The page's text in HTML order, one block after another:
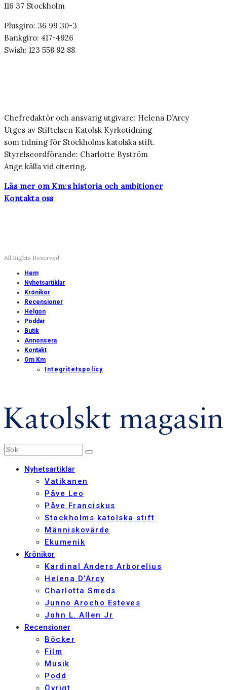
116 37 Stockholm
Plusgiro: 36 99 30-3
Bankgiro: 417-4926
Swish: 123 558 92 88
Chefredaktör och ansvarig utgivare: Helena D’Arcy
Utges av Stiftelsen Katolsk Kyrkotidning
som tidning för Stockholms katolska stift.
Styrelseordförande: Charlotte Byström
Ange källa vid citering.
Läs mer om Km:s historia och ambitioner
Kontakta oss
All Rights Reserved
Hem
Nyhetsartiklar
Krönikor
Recensioner
Helgon
Poddar
Butik
Annonsera
Kontakt
Om Km
Integritetspolicy
Nyhetsartiklar
Vatikanen
Påve Leo
Påve Franciskus
Stockholms katolska stift
Människovärde
Ekumenik
Krönikor
Kardinal Anders Arborelius
Helena D’Arcy
Charlotta Smeds
Junno Arocho Esteves
John L. Allen Jr
Recensioner
Böcker
Film
Musik
Podd
Övrigt